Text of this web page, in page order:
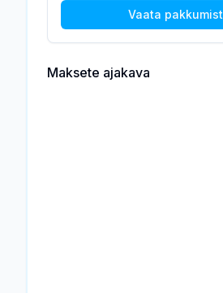
Vaata pakkumist
Maksete ajakava